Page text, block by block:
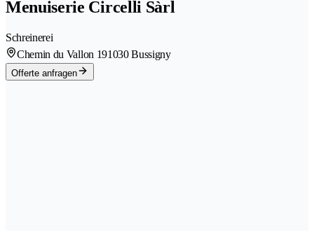
Menuiserie Circelli Sàrl
Schreinerei
Chemin du Vallon 191030 Bussigny
Offerte anfragen